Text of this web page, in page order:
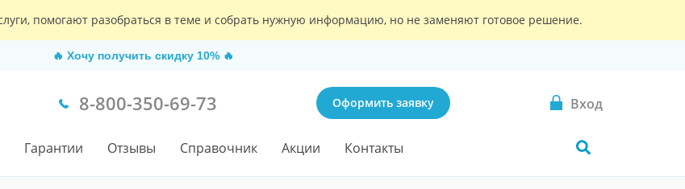
помогают разобраться в теме и собрать нужную информацию, но не заменяют готовое решение.
🔥 Хочу получить скидку 10% 🔥
8-800-350-69-73 Оформить заявку Вход
Гарантии Отзывы Справочник Акции Контакты